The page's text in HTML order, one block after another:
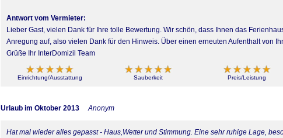
Antwort vom Vermieter:
Lieber Gast, vielen Dank für Ihre tolle Bewertung. Wir schön, dass Ihnen das
Anregung auf, also vielen Dank für den Hinweis. Über einen erneuten Aufenthalt von
Grüße Ihr InterDomizil Team
Einrichtung/Ausstattung Sauberkeit Preis/Leistung
Urlaub im Oktober 2013 Anonym
Hat mal wieder alles gepasst - Haus,Wetter und Stimmung. Eine sehr ruhige Lage,